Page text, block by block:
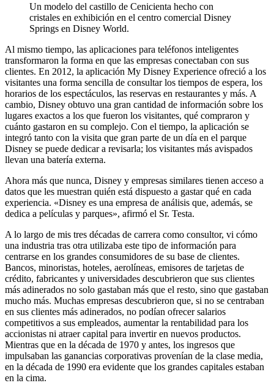
Un modelo del castillo de Cenicienta hecho con
cristales en exhibición en el centro comercial Disney
Springs en Disney World.
Al mismo tiempo, las aplicaciones para teléfonos inteligentes
transformaron la forma en que las empresas conectaban con sus
clientes. En 2012, la aplicación My Disney Experience ofreció a los
visitantes una forma sencilla de consultar los tiempos de espera, los
horarios de los espectáculos, las reservas en restaurantes y más. A
cambio, Disney obtuvo una gran cantidad de información sobre los
lugares exactos a los que fueron los visitantes, qué compraron y
cuánto gastaron en su complejo. Con el tiempo, la aplicación se
integró tanto con la visita que gran parte de un día en el parque
Disney se puede dedicar a revisarla; los visitantes más avispados
llevan una batería externa.
Ahora más que nunca, Disney y empresas similares tienen acceso a
datos que les muestran quién está dispuesto a gastar qué en cada
experiencia. «Disney es una empresa de análisis que, además, se
dedica a películas y parques», afirmó el Sr. Testa.
A lo largo de mis tres décadas de carrera como consultor, vi cómo
una industria tras otra utilizaba este tipo de información para
centrarse en los grandes consumidores de su base de clientes.
Bancos, minoristas, hoteles, aerolíneas, emisores de tarjetas de
crédito, fabricantes y universidades descubrieron que sus clientes
más adinerados no solo gastaban más que el resto, sino que gastaban
mucho más. Muchas empresas descubrieron que, si no se centraban
en sus clientes más adinerados, no podían ofrecer salarios
competitivos a sus empleados, aumentar la rentabilidad para los
accionistas ni atraer capital para invertir en nuevos productos.
Mientras que en la década de 1970 y antes, los ingresos que
impulsaban las ganancias corporativas provenían de la clase media,
en la década de 1990 era evidente que los grandes capitales estaban
en la cima.